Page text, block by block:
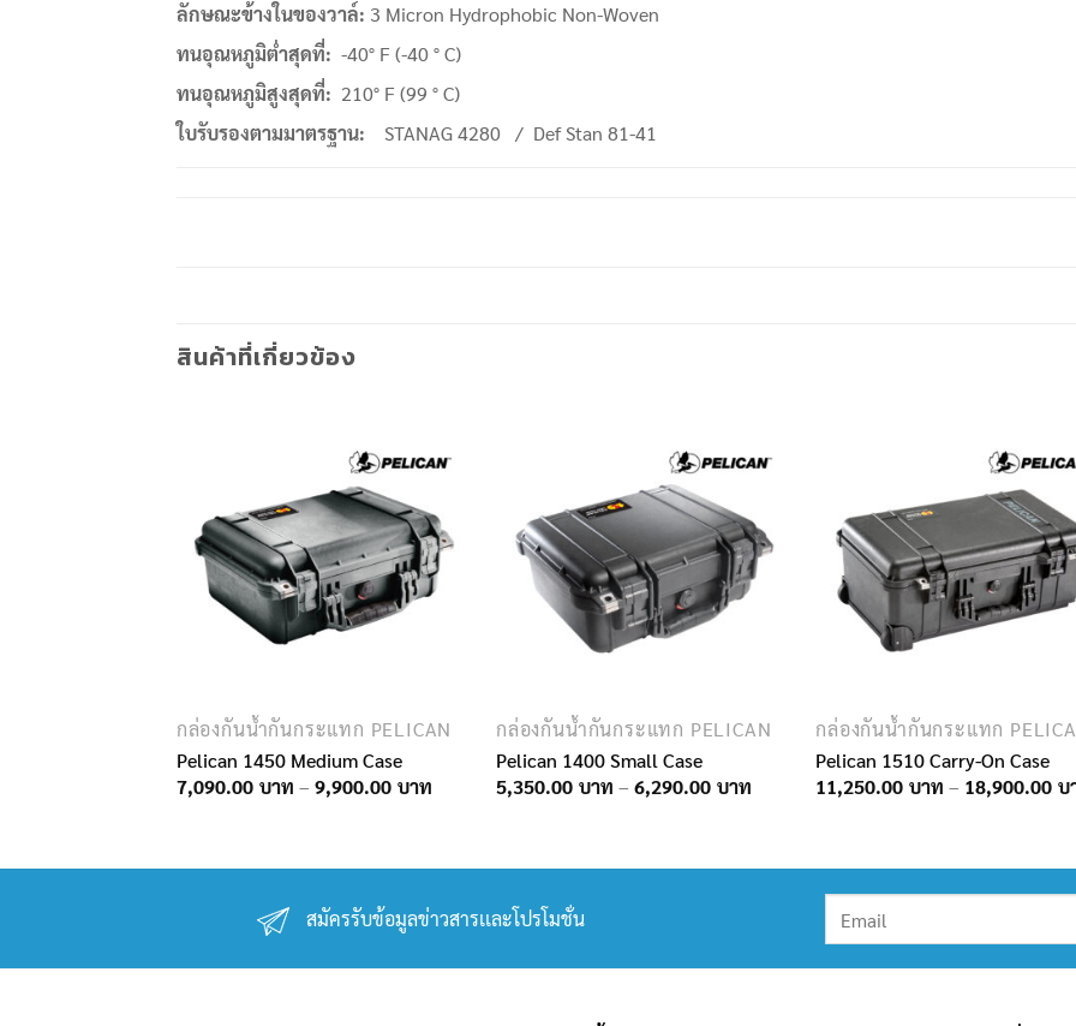
ลักษณะข้างในของวาล์: 3 Micron Hydrophobic Non-Woven
ทนอุณหภูมิต่ำสุดที่: -40° F (-40 ° C)
ทนอุณหภูมิสูงสุดที่: 210° F (99 ° C)
ใบรับรองตามมาตรฐาน: STANAG 4280 / Def Stan 81-41
สินค้าที่เกี่ยวข้อง
กล่องกันน้ำกันกระแทก PELICAN
Pelican 1450 Medium Case
7,090.00
– 9,900.00 Price
กล่องกันน้ำกันกระแทก PELICAN
Pelican 1400 Small Case
5,350.00
– 6,290.00
กล่องกันน้ำกันกระแทก
Pelican 1510 Carry-On Case
11,250.00
– 18,900.00
สมัครรับข้อมูลข่าวสารเเละโปรโมชั่น